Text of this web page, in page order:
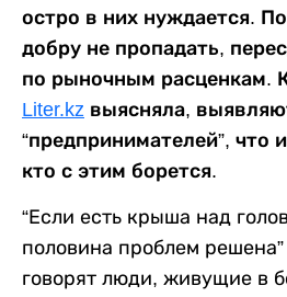
остро в них нуждается.
добру не пропадать,
по рыночным расценкам.
Liter.kz выясняла,
“предпринимателей”, что
кто с этим борется.
“Если есть крыша над
половина проблем решена”
говорят люди, живущие в